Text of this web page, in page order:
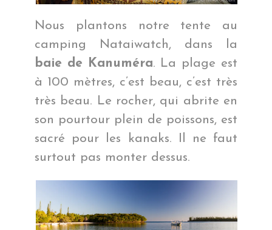
Nous plantons notre tente au
camping Nataiwatch, dans la
baie de Kanuméra. La plage est
à 100 mètres, c’est beau, c’est très
très beau. Le rocher, qui abrite en
son pourtour plein de poissons, est
sacré pour les kanaks. Il ne faut
surtout pas monter dessus.